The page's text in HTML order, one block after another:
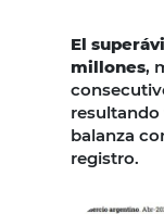
El
millones,
resultando
balanza
registro.